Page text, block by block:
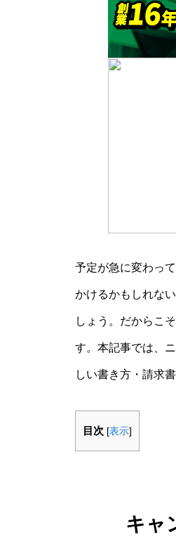
予定が急に変わっ
かけるかもしれな
しょう。だからこ
す。本記事では、
しい書き方・請求
目次 [表示]
キャ